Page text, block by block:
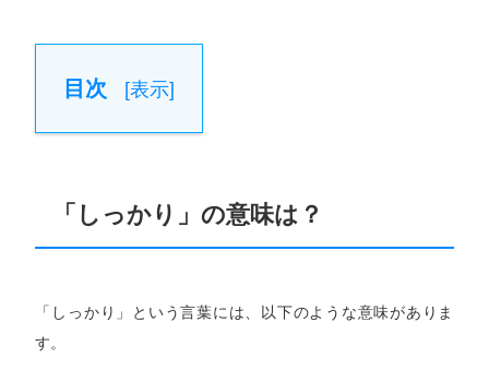
目次 [表示]
「しっかり」の意味は？
「しっかり」という言葉には、以下のような意味がありま
す。